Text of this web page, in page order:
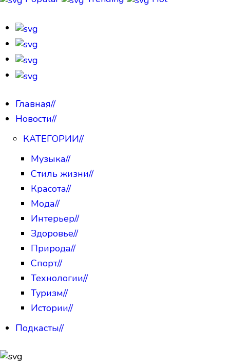
Главная//
Новости//
КАТЕГОРИИ//
Музыка//
Стиль жизни//
Красота//
Мода//
Интерьер//
Здоровье//
Природа//
Спорт//
Технологии//
Туризм//
Истории//
Подкасты//